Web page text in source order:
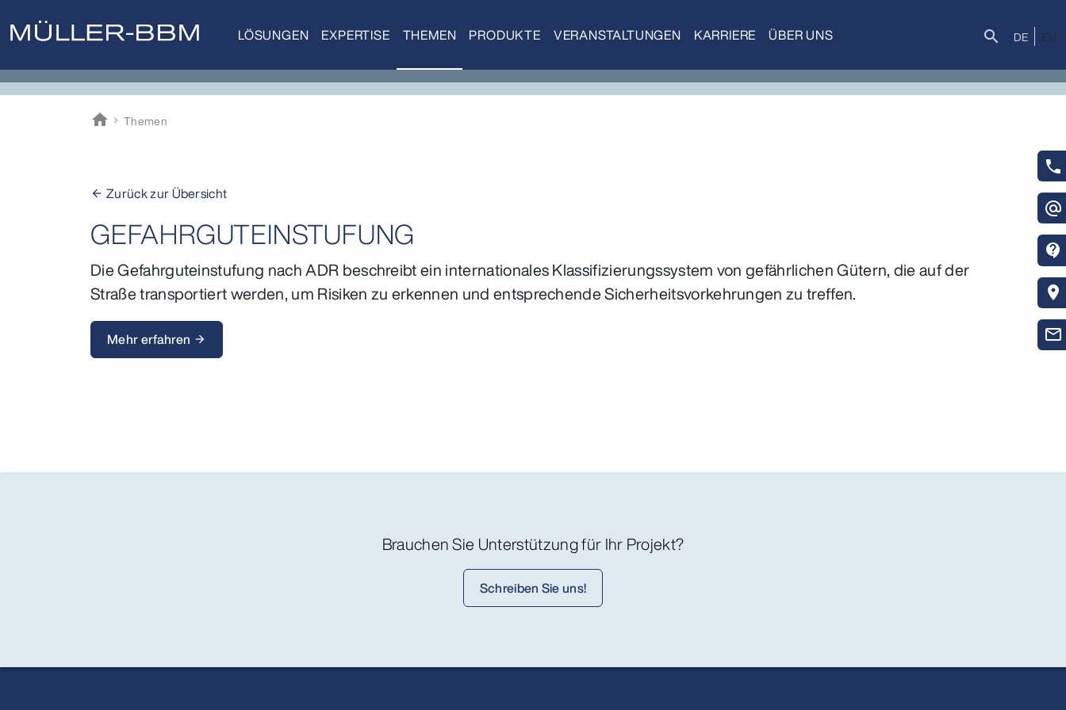
LÖSUNGEN EXPERTISE THEMEN PRODUKTE VERANSTALTUNGEN KARRIERE ÜBER UNS Suche
search DE EN
phone
alternate_email
contact_support
location_on
mail_outline
home
Müller-BBM
Themen
arrow_back Zurück zur Übersicht
GEFAHRGUTEINSTUFUNG
Die Gefahrguteinstufung nach ADR beschreibt ein internationales Klassifizierungssystem von gefährlichen Gütern, die auf der
Straße transportiert werden, um Risiken zu erkennen und entsprechende Sicherheitsvorkehrungen zu treffen.
Mehr erfahren arrow_forward
Brauchen Sie Unterstützung für Ihr Projekt?
Schreiben Sie uns!